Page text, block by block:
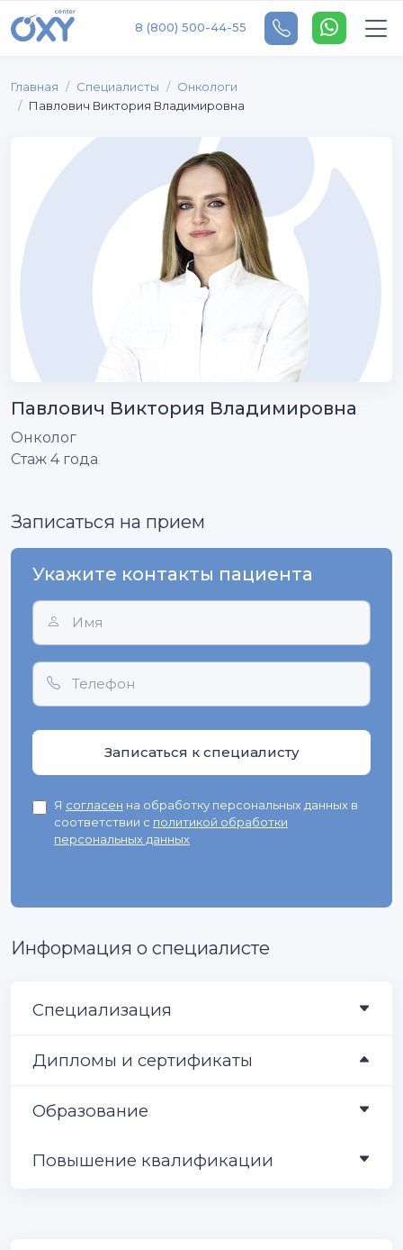
8 (800) 500-44-55
Главная Специалисты
Онкологи
Павлович Виктория Владимировна
Павлович Виктория Владимировна
Онколог
Стаж 4 года
Записаться на прием
Укажите контакты пациента
Записаться к специалисту
Я согласен на обработку персональных данных в
соответствии с политикой обработки
персональных данных
Информация о специалисте
Специализация
Дипломы и сертификаты
Образование
Повышение квалификации